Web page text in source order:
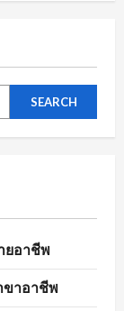
SEARCH
ยอาชีพ
ขาอาชีพ